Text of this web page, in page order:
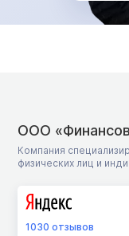
ООО
Компания
физических лиц и
1030 отзывов